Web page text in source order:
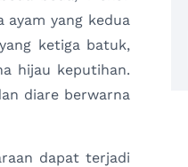
yang kedua
ketiga batuk,
hijau keputihan.
diare berwarna
dapat terjadi